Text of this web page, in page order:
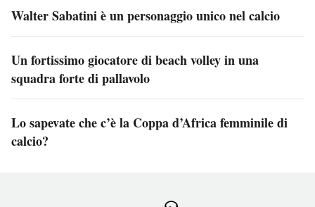
Walter Sabatini è un personaggio unico nel calcio
Un fortissimo giocatore di beach volley in una
squadra forte di pallavolo
Lo sapevate che c’è la Coppa d’Africa femminile di
calcio?